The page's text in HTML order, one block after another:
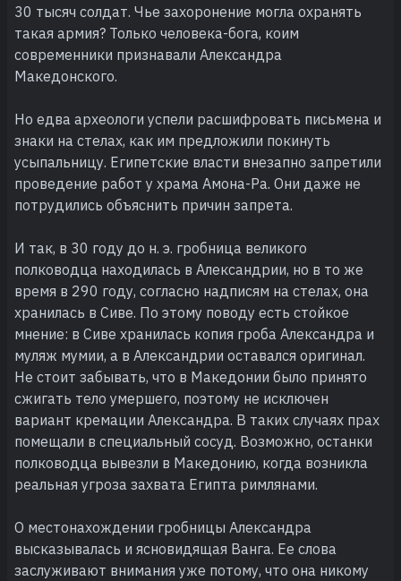
30 тысяч солдат. Чье захоронение могла охранять
такая армия? Только человека-бога, коим
современники признавали Александра
Македонского.
Но едва археологи успели расшифровать письмена и
знаки на стелах, как им предложили покинуть
усыпальницу. Египетские власти внезапно запретили
проведение работ у храма Амона-Ра. Они даже не
потрудились объяснить причин запрета.
И так, в 30 году до н. э. гробница великого
полководца находилась в Александрии, но в то же
время в 290 году, согласно надписям на стелах, она
хранилась в Сиве. По этому поводу есть стойкое
мнение: в Сиве хранилась копия гроба Александра и
муляж мумии, а в Александрии оставался оригинал.
Не стоит забывать, что в Македонии было принято
сжигать тело умершего, поэтому не исключен
вариант кремации Александра. В таких случаях прах
помещали в специальный сосуд. Возможно, останки
полководца вывезли в Македонию, когда возникла
реальная угроза захвата Египта римлянами.
О местонахождении гробницы Александра
высказывалась и ясновидящая Ванга. Ее слова
заслуживают внимания уже потому, что она никому